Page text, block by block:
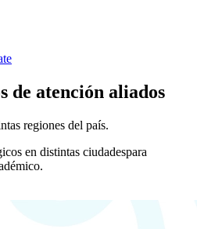
de atención aliados
regiones del país.
en distintas ciudadespara